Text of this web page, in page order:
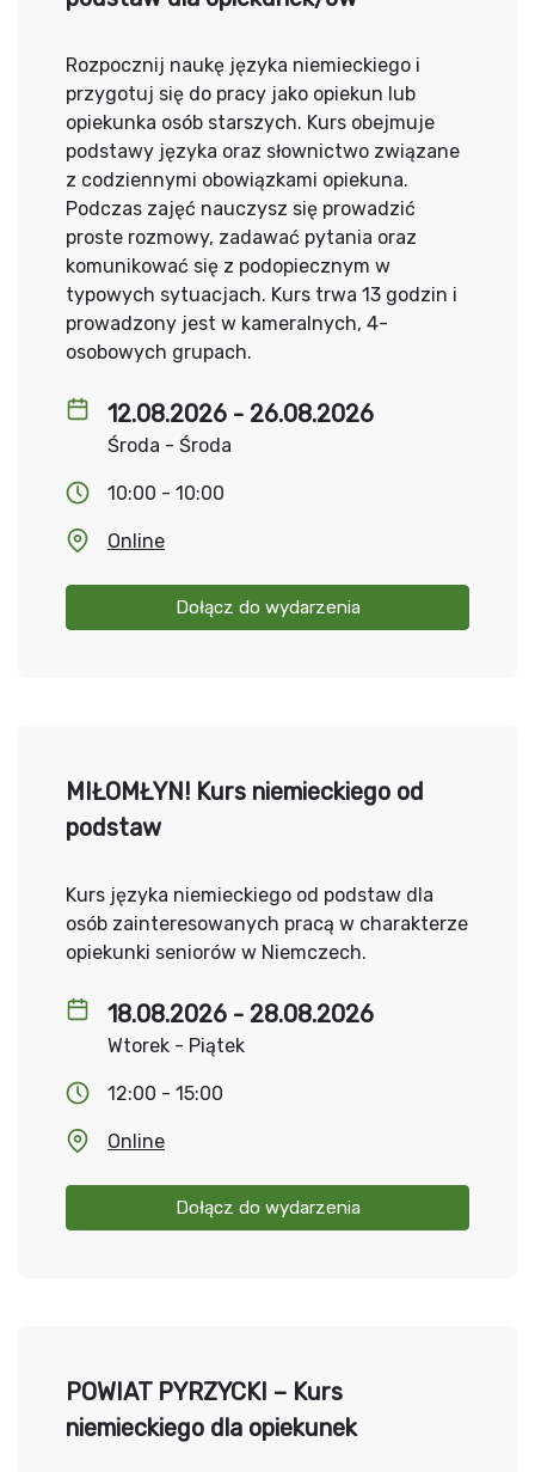
12.08.2026 - 26.08.2026
Środa - Środa
10:00 - 10:00
Online
Dołącz do wydarzenia
Rozpocznij naukę języka niemieckiego i
przygotuj się do pracy jako opiekun lub
opiekunka osób starszych. Kurs obejmuje
podstawy języka oraz słownictwo związane
z codziennymi obowiązkami opiekuna.
Podczas zajęć nauczysz się prowadzić
proste rozmowy, zadawać pytania oraz
komunikować się z podopiecznym w
typowych sytuacjach. Kurs trwa 13 godzin i
prowadzony jest w kameralnych, 4-
osobowych grupach.
18.08.2026 - 28.08.2026
Wtorek - Piątek
12:00 - 15:00
Online
Dołącz do wydarzenia
MIŁOMŁYN! Kurs niemieckiego od
podstaw
Kurs języka niemieckiego od podstaw dla
osób zainteresowanych pracą w charakterze
opiekunki seniorów w Niemczech.
POWIAT PYRZYCKI – Kurs
niemieckiego dla opiekunek